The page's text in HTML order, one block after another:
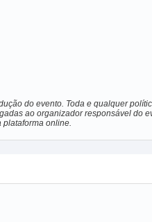
do evento. Toda e qualquer
ao organizador responsável do
online.